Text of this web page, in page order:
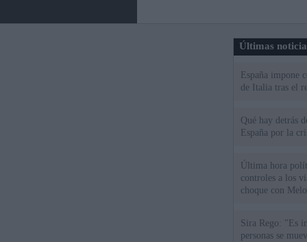
Últimas
España impone
de Italia tras el
Qué hay detrás
España por la
Última hora
controles a los
choque con
Sira Rego: "Es
personas se